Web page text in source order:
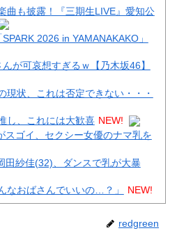
RSS
曲も披露！『三期生LIVE』愛知公
2026 in YAMANAKAKO」
が可哀想すぎるｗ【乃木坂46】
現状、これは否定できない・・・
し、これには大歓喜 NEW!
スゴイ、セクシー女優のナマ乳を
田紗佳(32)、ダンスで乳が大暴
なおばさんでいいの…？」
NEW!
いに目がいってスマホケースに
redgreen